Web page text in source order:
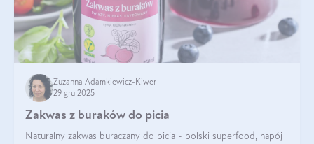
Zuzanna Adamkiewicz-Kiwer
29 gru 2025
Zakwas z buraków do picia
Naturalny zakwas buraczany do picia - polski superfood, napój